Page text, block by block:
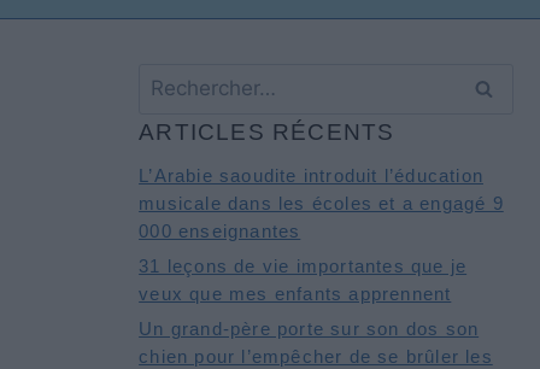
Rechercher :
ARTICLES RÉCENTS
L’Arabie saoudite introduit l’éducation
musicale dans les écoles et a engagé 9
000 enseignantes
31 leçons de vie importantes que je
veux que mes enfants apprennent
Un grand-père porte sur son dos son
chien pour l’empêcher de se brûler les